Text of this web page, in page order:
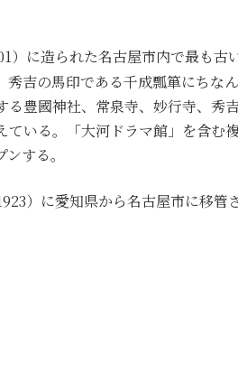
）に造られた名古屋市内で最も古
秀吉の馬印である千成瓢箪にちな
る豊國神社、常泉寺、妙行寺、秀
ている。「大河ドラマ館」を含む
ンする。
）に愛知県から名古屋市に移管さ